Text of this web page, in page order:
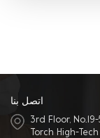
اتصل بنا
3rd Floor,
Torch High-